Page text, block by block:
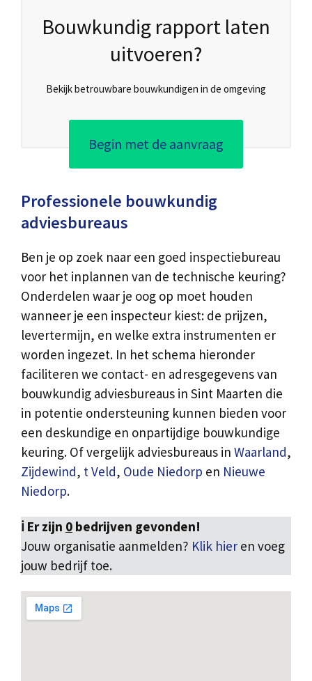
Bouwkundig rapport laten
uitvoeren?
Bekijk betrouwbare bouwkundigen in de omgeving
Begin met de aanvraag
Professionele bouwkundig
adviesbureaus
Ben je op zoek naar een goed inspectiebureau
voor het inplannen van de technische keuring?
Onderdelen waar je oog op moet houden
wanneer je een inspecteur kiest: de prijzen,
levertermijn, en welke extra instrumenten er
worden ingezet. In het schema hieronder
faciliteren we contact- en adresgegevens van
bouwkundig adviesbureaus in Sint Maarten die
in potentie ondersteuning kunnen bieden voor
een deskundige en onpartijdige bouwkundige
keuring. Of vergelijk adviesbureaus in Waarland,
Zijdewind, t Veld, Oude Niedorp en Nieuwe
Niedorp.
ℹ️ Er zijn 0 bedrijven gevonden!
Jouw organisatie aanmelden? Klik hier en voeg
jouw bedrijf toe.